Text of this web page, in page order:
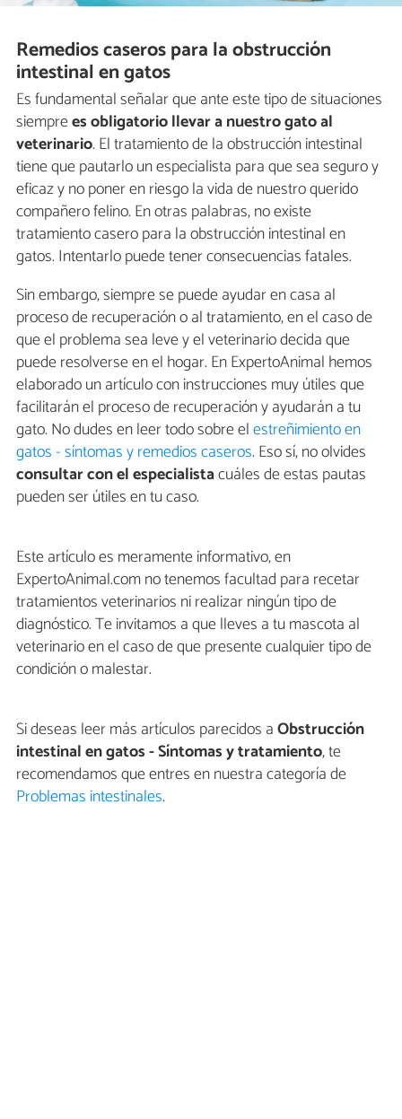
Remedios caseros para la obstrucción
intestinal en gatos
Es fundamental señalar que ante este tipo de situaciones
siemprees obligatorio llevar a nuestro gato al
veterinario. El tratamiento de la obstrucción intestinal
tiene que pautarlo un especialista para que sea seguro y
eficaz y no poner en riesgo la vida de nuestro querido
compañero felino. En otras palabras, no existe
tratamiento casero para la obstrucción intestinal en
gatos. Intentarlo puede tener consecuencias fatales.
Sin embargo, siempre se puede ayudar en casa al
proceso de recuperación o al tratamiento, en el caso de
que el problema sea leve y el veterinario decida que
puede resolverse en el hogar. En ExpertoAnimal hemos
elaborado un artículo con instrucciones muy útiles que
facilitarán el proceso de recuperación y ayudarán a tu
gato. No dudes en leer todo sobre elestreñimiento en
gatos - síntomas y remedios caseros. Eso sí, no olvides
consultar con el especialistacuáles de estas pautas
pueden ser útiles en tu caso.
Este artículo es meramente informativo, en
ExpertoAnimal.com no tenemos facultad para recetar
tratamientos veterinarios ni realizar ningún tipo de
diagnóstico. Te invitamos a que lleves a tu mascota al
veterinario en el caso de que presente cualquier tipo de
condición o malestar.
Si deseas leer más artículos parecidos aObstrucción
intestinal en gatos - Síntomas y tratamiento, te
recomendamos que entres en nuestra categoría de
Problemas intestinales.